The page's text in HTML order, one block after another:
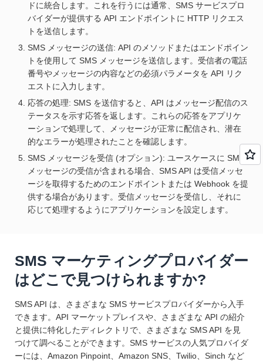
ドに統合します。これを行うには通常、SMS サービスプロ
バイダーが提供する API エンドポイントに HTTP リクエス
トを送信します。
SMS メッセージの送信: API のメソッドまたはエンドポイン
トを使用して SMS メッセージを送信します。受信者の電話
番号やメッセージの内容などの必須パラメータを API リク
エストに入力します。
応答の処理: SMS を送信すると、API はメッセージ配信のス
テータスを示す応答を返します。これらの応答をアプリケ
ーションで処理して、メッセージが正常に配信され、潜在
的なエラーが処理されたことを確認します。
SMS メッセージを受信 (オプション): ユースケースに SMS
メッセージの受信が含まれる場合、SMS API は受信メッセ
ージを取得するためのエンドポイントまたは Webhook を提
供する場合があります。受信メッセージを受信し、それに
応じて処理するようにアプリケーションを設定します。
SMS マーケティングプロバイダー
はどこで見つけられますか?
SMS API は、さまざまな SMS サービスプロバイダーから入手
できます。API マーケットプレイスや、さまざまな API の紹介
と提供に特化したディレクトリで、さまざまな SMS API を見
つけて調べることができます。SMS サービスの人気プロバイダ
ーには、Amazon Pinpoint、Amazon SNS、Twilio、Sinch など